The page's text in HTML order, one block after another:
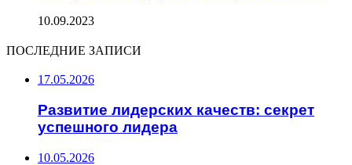
10.09.2023
ПОСЛЕДНИЕ ЗАПИСИ
17.05.2026
Развитие лидерских качеств: секрет
успешного лидера
10.05.2026